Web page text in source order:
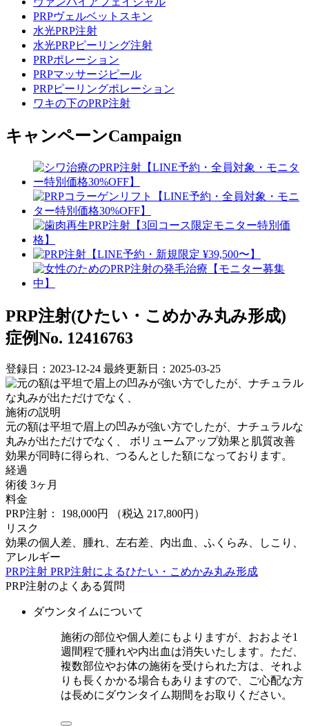
PRPヴェルベットスキン
水光PRP注射
水光PRPピーリング注射
PRPポレーション
PRPマッサージピール
PRPピーリングポレーション
ワキの下のPRP注射
キャンペーンCampaign
PRP注射(ひたい・こめかみ丸み形成)
症例No. 12416763
登録日：2023-12-24 最終更新日：2025-03-25
施術の説明
元の額は平坦で眉上の凹みが強い方でしたが、ナチュラルな
丸みが出ただけでなく、 ボリュームアップ効果と肌質改善
効果が同時に得られ、つるんとした額になっております。
経過
術後 3ヶ月
料金
PRP注射： 198,000円
（税込 217,800円）
リスク
効果の個人差、腫れ、左右差、内出血、ふくらみ、しこり、
アレルギー
PRP注射 PRP注射によるひたい・こめかみ丸み形成
PRP注射のよくある質問
ダウンタイムについて
施術の部位や個人差にもよりますが、おおよそ1
週間程で腫れや内出血は消失いたします。ただ、
複数部位やお体の施術を受けられた方は、それよ
りも長くかかる場合もありますので、ご心配な方
は長めにダウンタイム期間をお取りください。